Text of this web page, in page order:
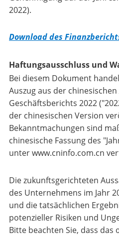
2022).
Download des
Haftungsausschluss und
Bei diesem Dokument
Auszug aus der chinesischen
Geschäftsberichts 2022
der chinesischen Version
Bekanntmachungen sind
chinesische Fassung des
unter www.cninfo.com.cn
Die zukunftsgerichteten
des Unternehmens im Jahr
und die tatsächlichen
potenzieller Risiken und
Bitte beachten Sie, dass das